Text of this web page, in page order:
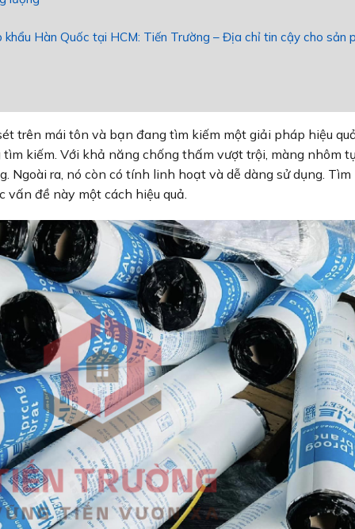
khẩu Hàn Quốc tại HCM: Tiến Trường – Địa chỉ tin cậy cho sản
trên mái tôn và bạn đang tìm kiếm một giải pháp hiệu
kiếm. Với khả năng chống thấm vượt trội, màng nhôm
Ngoài ra, nó còn có tính linh hoạt và dễ dàng sử dụng. Tìm
đề này một cách hiệu quả.